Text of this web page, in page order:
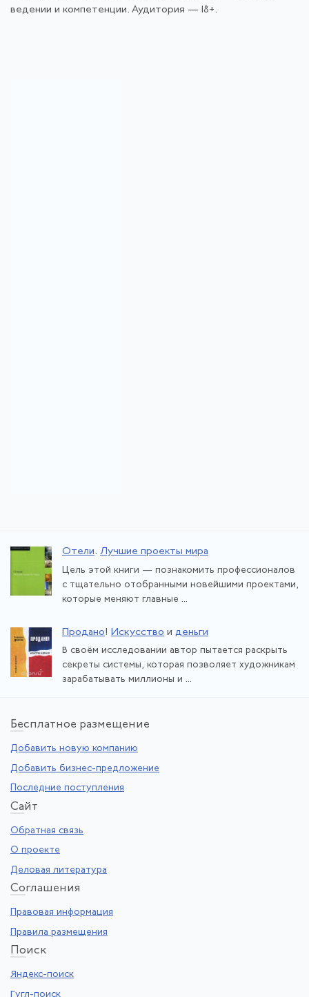
ведении и компетенции. Аудитория — 18+.
Отели. Лучшие проекты мира
Цель этой книги — познакомить профессионалов
с тщательно отобранными новейшими проектами,
которые меняют главные ...
Продано! Искусство и деньги
В своём исследовании автор пытается раскрыть
секреты системы, которая позволяет художникам
зарабатывать миллионы и ...
Бесплатное размещение
Добавить новую компанию
Добавить бизнес-предложение
Последние поступления
Сайт
Обратная связь
О проекте
Деловая литература
Соглашения
Правовая информация
Правила размещения
Поиск
Яндекс-поиск
Гугл-поиск